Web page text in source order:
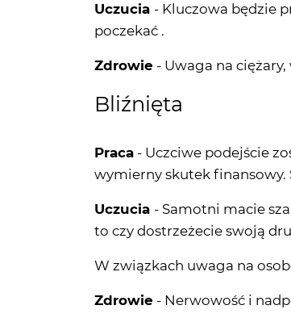
Uczucia - Kluczowa będzie
poczekać .
Zdrowie - Uwaga na
Bliźnięta
Praca - Uczciwe podejście
wymierny skutek finansowy.
Uczucia - Samotni macie
to czy dostrzeżecie swoją
W związkach uwaga na
Zdrowie - Nerwowość i